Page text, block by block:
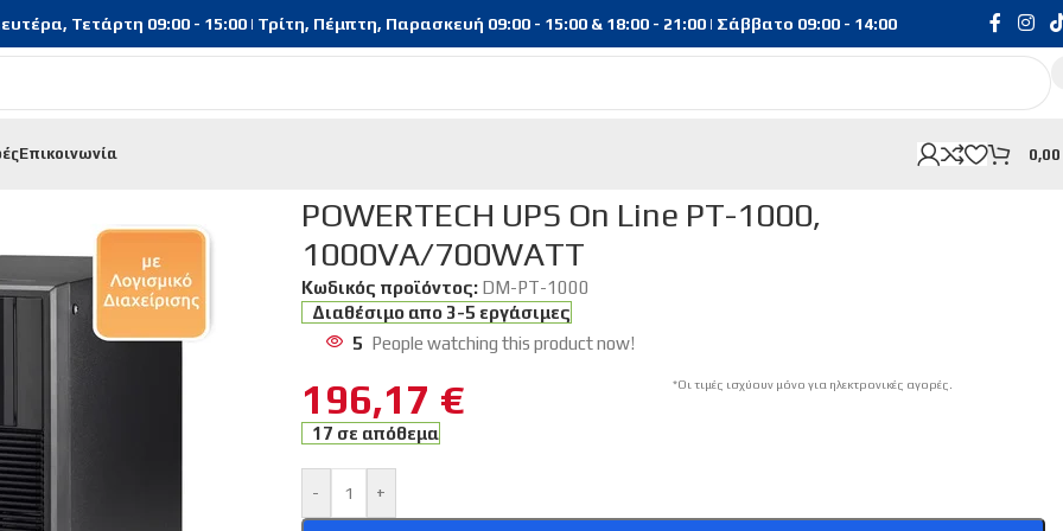
Τετάρτη 09:00 - 15:00 | Τρίτη, Πέμπτη, Παρασκευή 09:00 - 15:00 & 18:00 - 21:00 | Σάββατο 09:00 - 14:00
Επικοινωνία 0,00
POWERTECH UPS On Line PT-1000,
1000VA/700WATT
Κωδικός προϊόντος: DM-PT-1000
Διαθέσιμο απο 3-5 εργάσιμες
5 People watching this product now!
196,17 € *Οι τιμές ισχύουν μόνο για ηλεκτρονικές αγορές.
17 σε απόθεμα
- +